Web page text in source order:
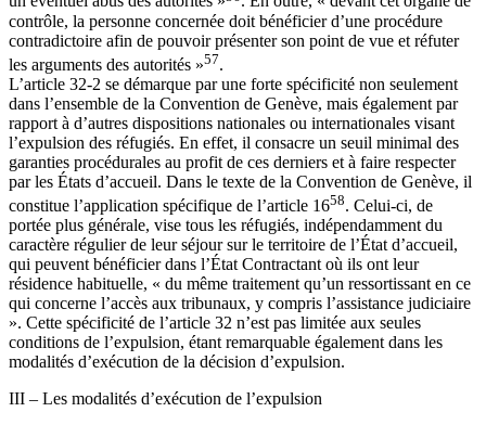
contrôle, la personne concernée doit bénéficier d’une procédure
contradictoire afin de pouvoir présenter son point de vue et réfuter
les arguments des autorités »57.
L’article 32-2 se démarque par une forte spécificité non seulement
dans l’ensemble de la Convention de Genève, mais également par
rapport à d’autres dispositions nationales ou internationales visant
l’expulsion des réfugiés. En effet, il consacre un seuil minimal des
garanties procédurales au profit de ces derniers et à faire respecter
par les États d’accueil. Dans le texte de la Convention de Genève, il
constitue l’application spécifique de l’article 1658. Celui-ci, de
portée plus générale, vise tous les réfugiés, indépendamment du
caractère régulier de leur séjour sur le territoire de l’État d’accueil,
qui peuvent bénéficier dans l’État Contractant où ils ont leur
résidence habituelle, « du même traitement qu’un ressortissant en ce
qui concerne l’accès aux tribunaux, y compris l’assistance judiciaire
». Cette spécificité de l’article 32 n’est pas limitée aux seules
conditions de l’expulsion, étant remarquable également dans les
modalités d’exécution de la décision d’expulsion.
III – Les modalités d’exécution de l’expulsion